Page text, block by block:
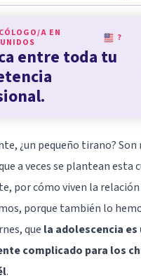
A EN
?
entre toda tu
¿un pequeño tirano? Son
a veces se plantean esta
por cómo viven la relación
porque también lo
que la adolescencia es
complicado para los
.